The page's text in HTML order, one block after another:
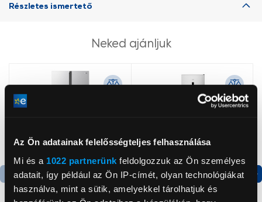
Az Ön adatainak felelősségteljes felhasználása
Mi és a 1022 partnerünk feldolgozzuk az Ön személyes
adatait, így például az Ön IP-címét, olyan technológiákat
használva, mint a sütik, amelyekkel tárolhatjuk és
Részletes ismertető
Neked ajánljuk
Termék adatlap Termék adatlap